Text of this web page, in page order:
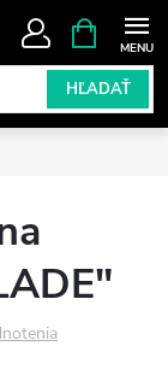
HĽADAŤ
KOŠÍK